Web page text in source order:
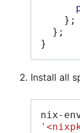
};
};
}
Install all
nix-